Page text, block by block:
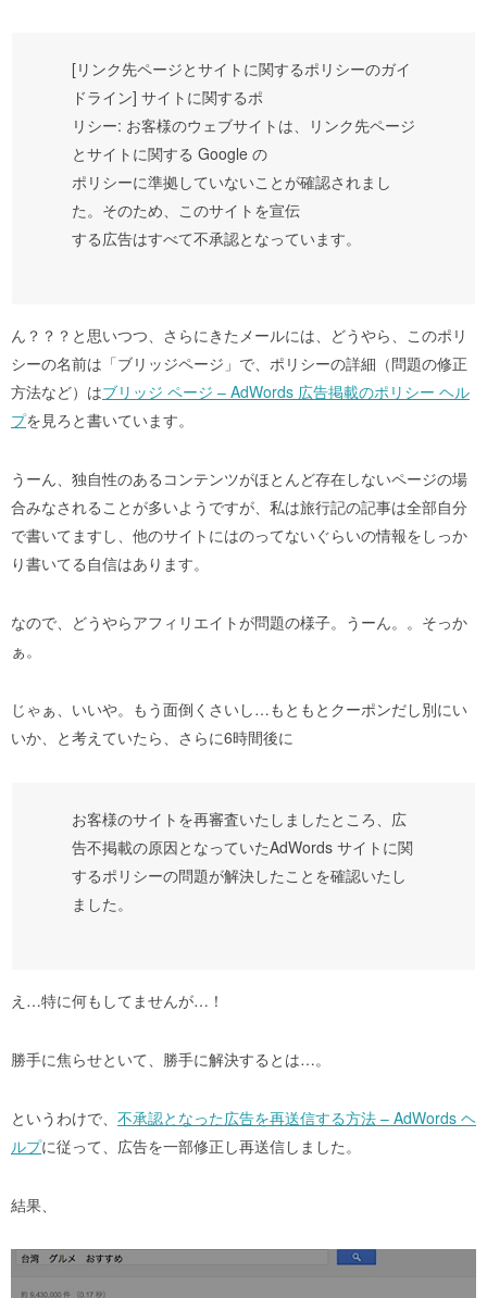
[リンク先ページとサイトに関するポリシーのガイ
ドライン] サイトに関するポ
リシー: お客様のウェブサイトは、リンク先ページ
とサイトに関する Google の
ポリシーに準拠していないことが確認されまし
た。そのため、このサイトを宣伝
する広告はすべて不承認となっています。
ん？？？と思いつつ、さらにきたメールには、どうやら、このポリ
シーの名前は「ブリッジページ」で、ポリシーの詳細（問題の修正
方法など）はブリッジ ページ – AdWords 広告掲載のポリシー ヘル
プを見ろと書いています。
うーん、独自性のあるコンテンツがほとんど存在しないページの場
合みなされることが多いようですが、私は旅行記の記事は全部自分
で書いてますし、他のサイトにはのってないぐらいの情報をしっか
り書いてる自信はあります。
なので、どうやらアフィリエイトが問題の様子。うーん。。そっか
ぁ。
じゃぁ、いいや。もう面倒くさいし…もともとクーポンだし別にい
いか、と考えていたら、さらに6時間後に
お客様のサイトを再審査いたしましたところ、広
告不掲載の原因となっていたAdWords サイトに関
するポリシーの問題が解決したことを確認いたし
ました。
え…特に何もしてませんが…！
勝手に焦らせといて、勝手に解決するとは…。
というわけで、 不承認となった広告を再送信する方法 – AdWords ヘ
ルプに従って、広告を一部修正し再送信しました。
結果、